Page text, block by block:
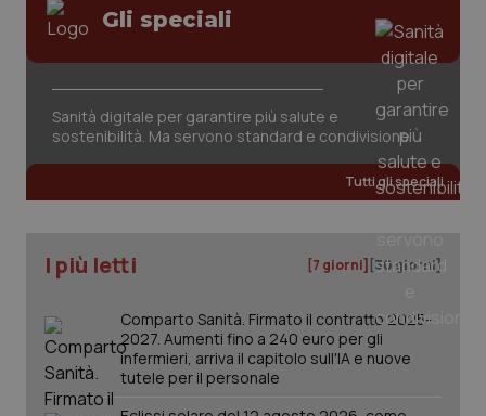
Gli speciali
Sanità digitale per garantire più salute e
sostenibilità. Ma servono standard e condivisione
Tutti gli speciali
I più letti [7 giorni] [30 giorni]
Comparto Sanità. Firmato il contratto 2025-
2027. Aumenti fino a 240 euro per gli
infermieri, arriva il capitolo sull'IA e nuove
tutele per il personale
tracking-sites-ironfish-
www.quotidianosanita.it
2
www.quotidianosanita.it
2